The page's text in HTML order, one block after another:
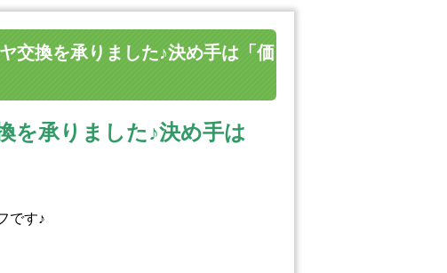
交換を承りました♪決め手は「価
を承りました♪決め手は
です♪